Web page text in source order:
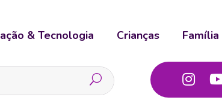
& Tecnologia Crianças Família